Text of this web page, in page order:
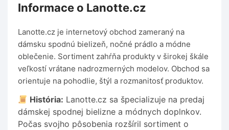
Informace o Lanotte.cz
Lanotte.cz je internetový obchod zameraný na
dámsku spodnú bielizeň, nočné prádlo a módne
oblečenie. Sortiment zahŕňa produkty v širokej škále
veľkostí vrátane nadrozmerných modelov. Obchod sa
orientuje na pohodlie, štýl a rozmanitosť produktov.
História: Lanotte.cz sa špecializuje na predaj
dámskej spodnej bielizne a módnych doplnkov.
Počas svojho pôsobenia rozšíril sortiment o